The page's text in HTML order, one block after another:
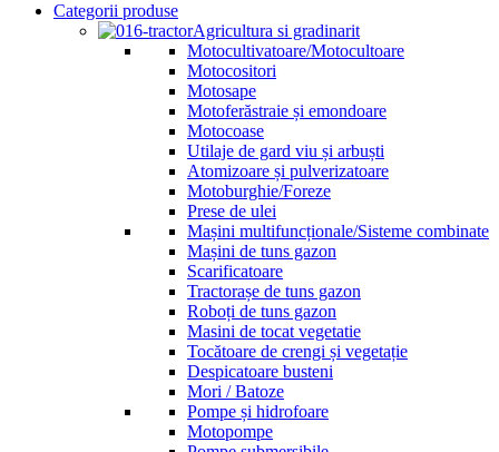
Categorii produse
Agricultura si gradinarit
Motocultivatoare/Motocultoare
Motocositori
Motosape
Motoferăstraie și emondoare
Motocoase
Utilaje de gard viu și arbuști
Atomizoare și pulverizatoare
Motoburghie/Foreze
Prese de ulei
Mașini multifuncționale/Sisteme combinate
Mașini de tuns gazon
Scarificatoare
Tractorașe de tuns gazon
Roboți de tuns gazon
Masini de tocat vegetatie
Tocătoare de crengi și vegetație
Despicatoare busteni
Mori / Batoze
Pompe și hidrofoare
Motopompe